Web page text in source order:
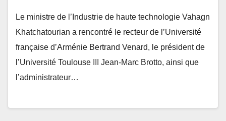
Le ministre de l’Industrie de haute technologie Vahagn
Khatchatourian a rencontré le recteur de l’Université
française d’Arménie Bertrand Venard, le président de
l’Université Toulouse III Jean-Marc Brotto, ainsi que
l’administrateur…